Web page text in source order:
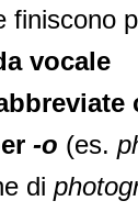
finiscono
vocale
-o (es.
di